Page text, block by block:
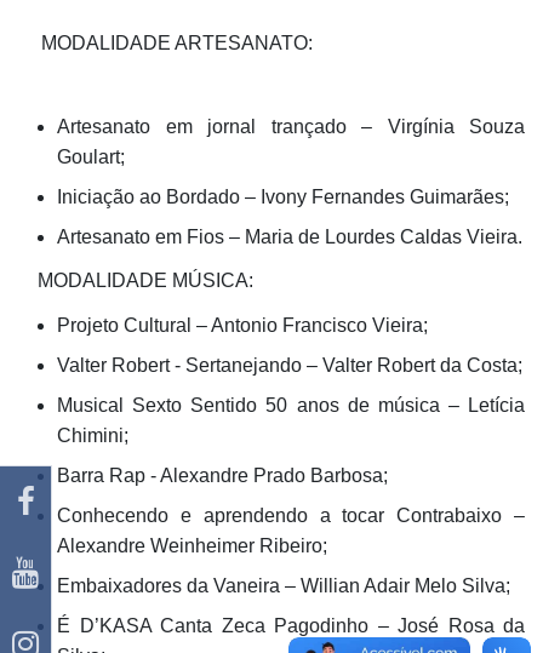
MODALIDADE ARTESANATO:
Artesanato em jornal trançado – Virgínia Souza
Goulart;
Iniciação ao Bordado – Ivony Fernandes Guimarães;
Artesanato em Fios – Maria de Lourdes Caldas Vieira.
MODALIDADE MÚSICA:
Projeto Cultural – Antonio Francisco Vieira;
Valter Robert - Sertanejando – Valter Robert da Costa;
Musical Sexto Sentido 50 anos de música – Letícia
Chimini;
Barra Rap - Alexandre Prado Barbosa;
Conhecendo e aprendendo a tocar Contrabaixo –
Alexandre Weinheimer Ribeiro;
Embaixadores da Vaneira – Willian Adair Melo Silva;
É D’KASA Canta Zeca Pagodinho – José Rosa da